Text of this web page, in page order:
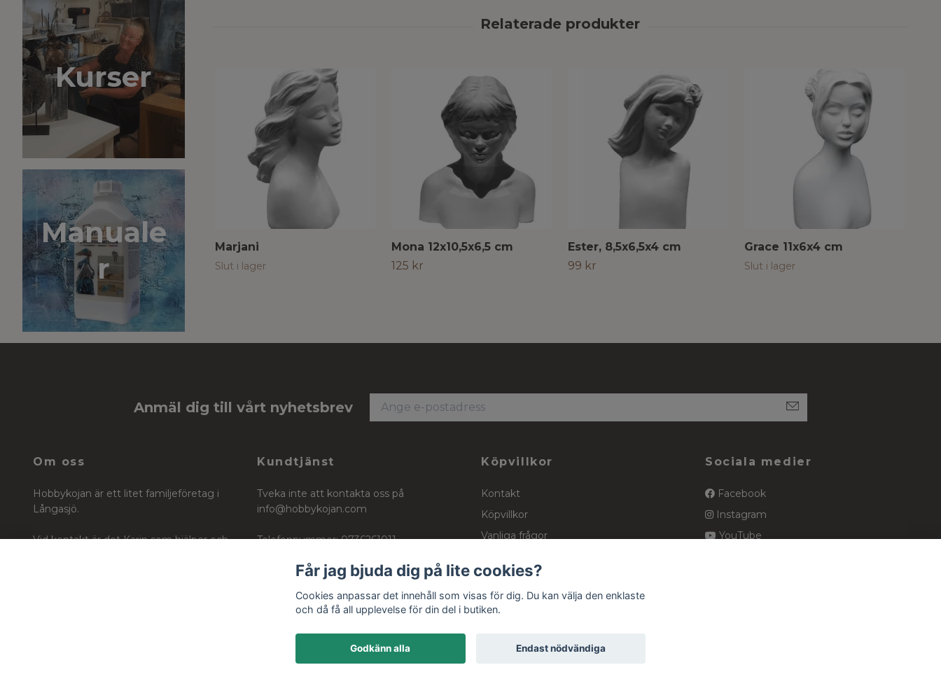
Kurser
Manuale
r
Marjani
Slut i lager
Mona 12x10,5x6,5 cm
125 kr
Ester, 8,5x6,5x4 cm
99 kr
Grace 11x6x4 cm
Slut i lager
Anmäl dig till vårt nyhetsbrev
Om oss
Hobbykojan är ett litet familjeföretag i
Långasjö.
Vid kontakt är det Karin som hjälper och
Kundtjänst
Tveka inte att kontakta oss på
info@hobbykojan.com
Telefonnummer: 0736261011
Köpvillkor
Kontakt
Köpvillkor
Vanliga frågor
Sociala medier
Facebook
Instagram
YouTube
Får jag bjuda dig på lite cookies?
Cookies anpassar det innehåll som visas för dig. Du kan välja den enklaste
och då få all upplevelse för din del i butiken.
Godkänn alla Endast nödvändiga